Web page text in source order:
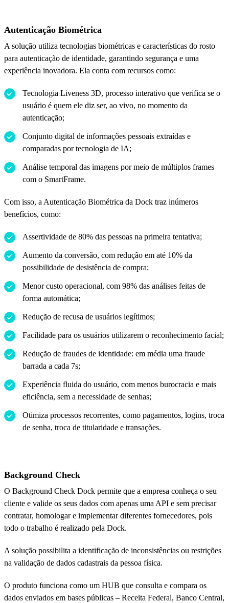
Autenticação Biométrica
A solução utiliza tecnologias biométricas e características do rosto
para autenticação de identidade, garantindo segurança e uma
experiência inovadora. Ela conta com recursos como:
Tecnologia Liveness 3D, processo interativo que verifica se o
usuário é quem ele diz ser, ao vivo, no momento da
autenticação;
Conjunto digital de informações pessoais extraídas e
comparadas por tecnologia de IA;
Análise temporal das imagens por meio de múltiplos frames
com o SmartFrame.
Com isso, a Autenticação Biométrica da Dock traz inúmeros
benefícios, como:
Assertividade de 80% das pessoas na primeira tentativa;
Aumento da conversão, com redução em até 10% da
possibilidade de desistência de compra;
Menor custo operacional, com 98% das análises feitas de
forma automática;
Redução de recusa de usuários legítimos;
Facilidade para os usuários utilizarem o reconhecimento facial;
Redução de fraudes de identidade: em média uma fraude
barrada a cada 7s;
Experiência fluida do usuário, com menos burocracia e mais
eficiência, sem a necessidade de senhas;
Otimiza processos recorrentes, como pagamentos, logins, troca
de senha, troca de titularidade e transações.
Background Check
O Background Check Dock permite que a empresa conheça o seu
cliente e valide os seus dados com apenas uma API e sem precisar
contratar, homologar e implementar diferentes fornecedores, pois
todo o trabalho é realizado pela Dock.
A solução possibilita a identificação de inconsistências ou restrições
na validação de dados cadastrais da pessoa física.
O produto funciona como um HUB que consulta e compara os
dados enviados em bases públicas – Receita Federal, Banco Central,